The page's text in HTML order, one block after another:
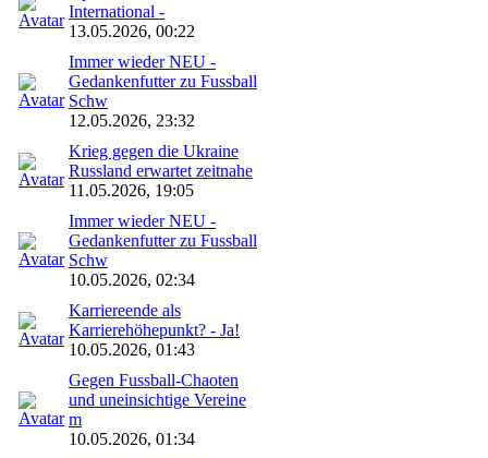
International -
13.05.2026, 00:22
Immer wieder NEU -
Gedankenfutter zu Fussball
Schw
12.05.2026, 23:32
Krieg gegen die Ukraine
Russland erwartet zeitnahe
11.05.2026, 19:05
Immer wieder NEU -
Gedankenfutter zu Fussball
Schw
10.05.2026, 02:34
Karriereende als
Karrierehöhepunkt? - Ja!
10.05.2026, 01:43
Gegen Fussball-Chaoten
und uneinsichtige Vereine
m
10.05.2026, 01:34